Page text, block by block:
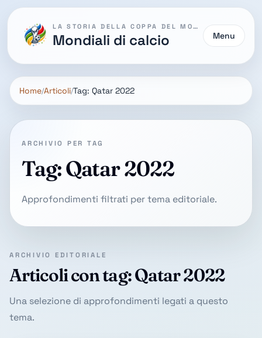
LA STORIA DELLA COPPA DEL MONDO
Mondiali di calcio Menu
Home Articoli Tag: Qatar 2022
ARCHIVIO PER TAG
Tag: Qatar 2022
Approfondimenti filtrati per tema editoriale.
ARCHIVIO EDITORIALE
Articoli con tag: Qatar 2022
Una selezione di approfondimenti legati a questo
tema.